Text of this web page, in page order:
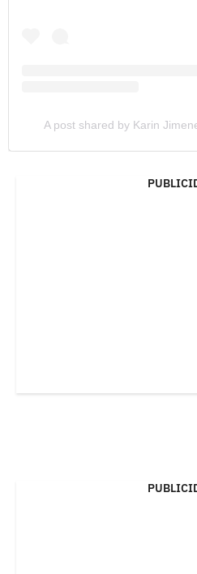
A post shared by Karin